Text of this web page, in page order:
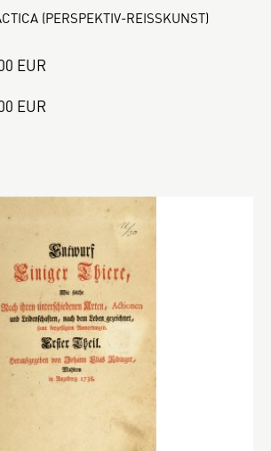
(PERSPEKTIV-REISSKUNST)
EUR
EUR